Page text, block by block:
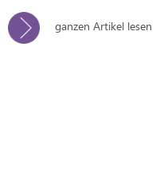
ganzen Artikel lesen